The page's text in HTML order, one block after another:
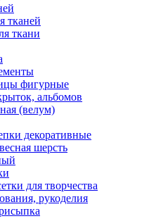
тканей
ткани
фигурные
альбомов
(велум)
декоративные
шерсть
для творчества
рукоделия